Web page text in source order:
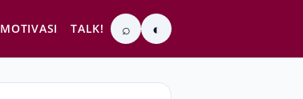
MOTIVASI TALK! ⌕ ◐